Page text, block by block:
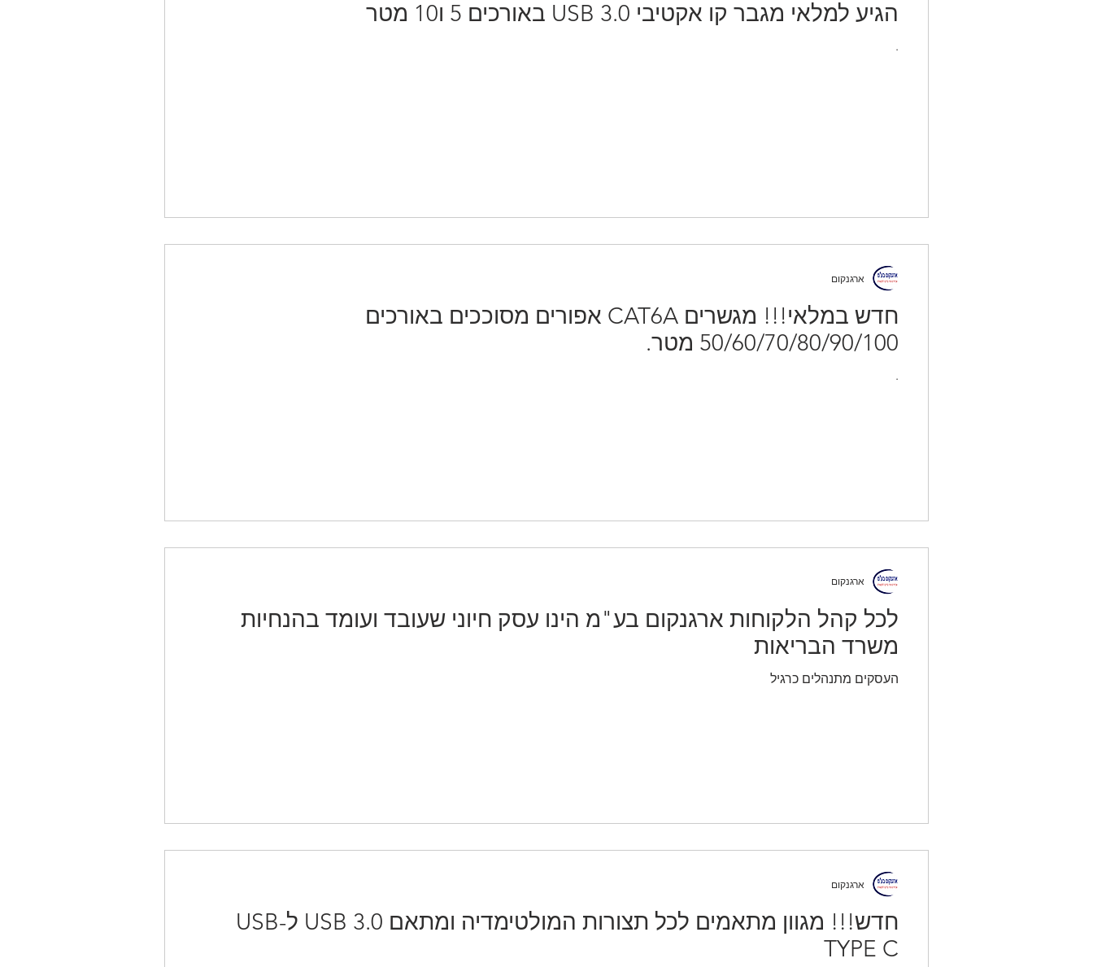
הגיע למלאי מגבר קו אקטיבי USB 3.0 באורכים 5 ו10 מטר
.
חדש במלאי!!! מגשרים CAT6A אפורים מסוככים באורכים
50/60/70/80/90/100 מטר.
.
ארגנקום
לכל קהל הלקוחות ארגנקום בע"מ הינו עסק חיוני שעובד ועומד בהנחיות
משרד הבריאות
העסקים מתנהלים כרגיל
ארגנקום
חדש!!! מגוון מתאמים לכל תצורות המולטימדיה ומתאם 0.USB 3 ל-USB
TYPE C
ארגנקום